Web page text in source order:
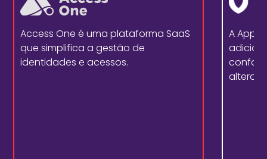
Access One é uma plataforma SaaS
que simplifica a gestão de
identidades e acessos.
A
alterar